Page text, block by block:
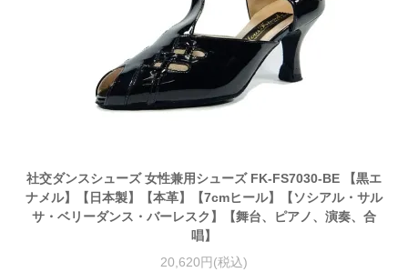
社交ダンスシューズ 女性兼用シューズ FK-FS7030-BE 【黒エ
ナメル】【日本製】【本革】【7cmヒール】【ソシアル・サル
サ・ベリーダンス・バーレスク】【舞台、ピアノ、演奏、合
唱】
20,620円(税込)